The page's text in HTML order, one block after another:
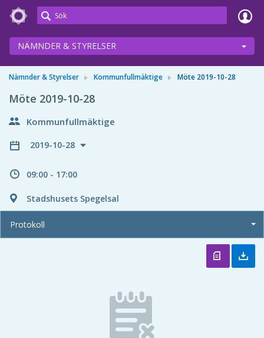
Meetings+
NÄMNDER & STYRELSER
Nämnder & Styrelser Kommunfullmäktige Möte 2019-10-28
Möte 2019-10-28
Kommunfullmäktige
2019-10-28
09:00 - 17:00
Stadshusets Spegelsal
Protokoll